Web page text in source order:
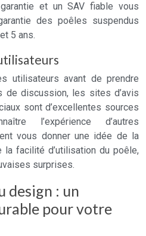
et un SAV fiable vous
des poêles suspendus
5 ans.
utilisateurs avant de prendre
de discussion, les sites d’avis
sont d’excellentes sources
l’expérience d’autres
vous donner une idée de la
facilité d’utilisation du poêle,
surprises.
design : un
pour votre